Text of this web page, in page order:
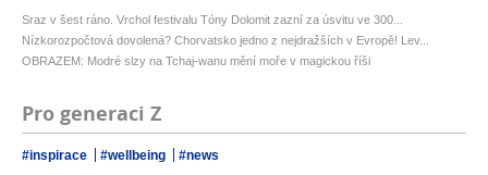
Sraz v šest ráno. Vrchol festivalu Tóny Dolomit zazní za úsvitu ve 300...
Nízkorozpočtová dovolená? Chorvatsko jedno z nejdražších v Evropě! Lev...
OBRAZEM: Modré slzy na Tchaj-wanu mění moře v magickou říši
Pro generaci Z
#inspirace #wellbeing #news